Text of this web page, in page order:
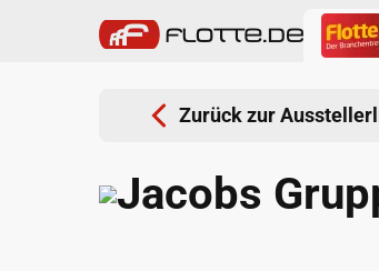
Zurück zur
Jacobs